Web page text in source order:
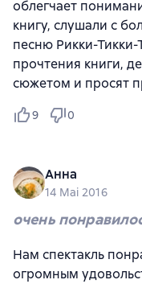
облегчает
книгу, слушали с
песню Рикки-Тикки-
прочтения книги,
сюжетом и просят
9 0
Анна
14 Mai 2016
очень
Нам спектакль
огромным